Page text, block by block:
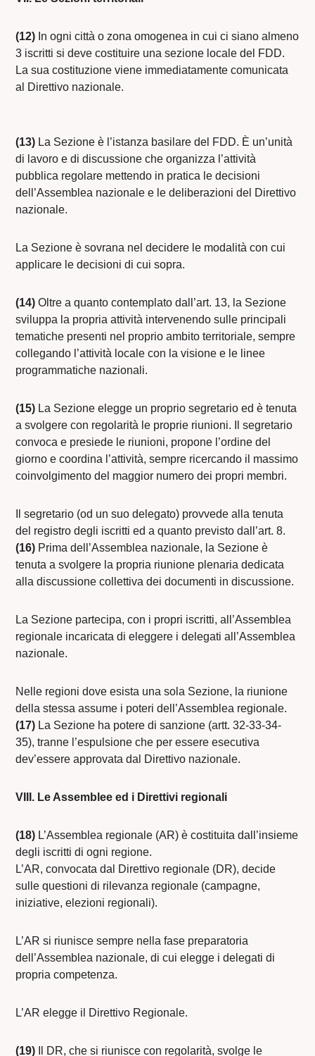
(12) In ogni città o zona omogenea in cui ci siano almeno
3 iscritti si deve costituire una sezione locale del FDD.
La sua costituzione viene immediatamente comunicata
al Direttivo nazionale.
(13) La Sezione è l’istanza basilare del FDD. È un’unità
di lavoro e di discussione che organizza l’attività
pubblica regolare mettendo in pratica le decisioni
dell’Assemblea nazionale e le deliberazioni del Direttivo
nazionale.
La Sezione è sovrana nel decidere le modalità con cui
applicare le decisioni di cui sopra.
(14) Oltre a quanto contemplato dall’art. 13, la Sezione
sviluppa la propria attività intervenendo sulle principali
tematiche presenti nel proprio ambito territoriale, sempre
collegando l’attività locale con la visione e le linee
programmatiche nazionali.
(15) La Sezione elegge un proprio segretario ed è tenuta
a svolgere con regolarità le proprie riunioni. Il segretario
convoca e presiede le riunioni, propone l’ordine del
giorno e coordina l’attività, sempre ricercando il massimo
coinvolgimento del maggior numero dei propri membri.
Il segretario (od un suo delegato) provvede alla tenuta
del registro degli iscritti ed a quanto previsto dall’art. 8.
(16) Prima dell’Assemblea nazionale, la Sezione è
tenuta a svolgere la propria riunione plenaria dedicata
alla discussione collettiva dei documenti in discussione.
La Sezione partecipa, con i propri iscritti, all’Assemblea
regionale incaricata di eleggere i delegati all’Assemblea
nazionale.
Nelle regioni dove esista una sola Sezione, la riunione
della stessa assume i poteri dell’Assemblea regionale.
(17) La Sezione ha potere di sanzione (artt. 32-33-34-
35), tranne l’espulsione che per essere esecutiva
dev’essere approvata dal Direttivo nazionale.
VIII. Le Assemblee ed i Direttivi regionali
(18) L’Assemblea regionale (AR) è costituita dall’insieme
degli iscritti di ogni regione.
L’AR, convocata dal Direttivo regionale (DR), decide
sulle questioni di rilevanza regionale (campagne,
iniziative, elezioni regionali).
L’AR si riunisce sempre nella fase preparatoria
dell’Assemblea nazionale, di cui elegge i delegati di
propria competenza.
L’AR elegge il Direttivo Regionale.
(19) Il DR, che si riunisce con regolarità, svolge le